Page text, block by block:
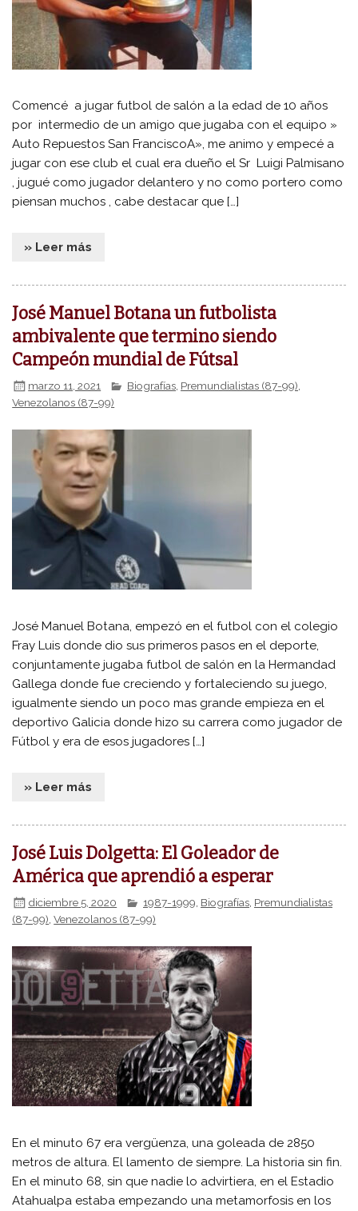
Comencé a jugar futbol de salón a la edad de 10 años
por intermedio de un amigo que jugaba con el equipo »
Auto Repuestos San FranciscoA», me animo y empecé a
jugar con ese club el cual era dueño el Sr Luigi Palmisano
, jugué como jugador delantero y no como portero como
piensan muchos , cabe destacar que […]
» Leer más
José Manuel Botana un futbolista
ambivalente que termino siendo
Campeón mundial de Fútsal
marzo 11, 2021 Biografías Premundialistas (87-99)
Venezolanos (87-99)
José Manuel Botana, empezó en el futbol con el colegio
Fray Luis donde dio sus primeros pasos en el deporte,
conjuntamente jugaba futbol de salón en la Hermandad
Gallega donde fue creciendo y fortaleciendo su juego,
igualmente siendo un poco mas grande empieza en el
deportivo Galicia donde hizo su carrera como jugador de
Fútbol y era de esos jugadores […]
» Leer más
José Luis Dolgetta: El Goleador de
América que aprendió a esperar
diciembre 5, 2020 1987-1999 Biografías Premundialistas
(87-99) ,Venezolanos (87-99)
En el minuto 67 era vergüenza, una goleada de 2850
metros de altura. El lamento de siempre. La historia sin fin.
En el minuto 68, sin que nadie lo advirtiera, en el Estadio
Atahualpa estaba empezando una metamorfosis en los